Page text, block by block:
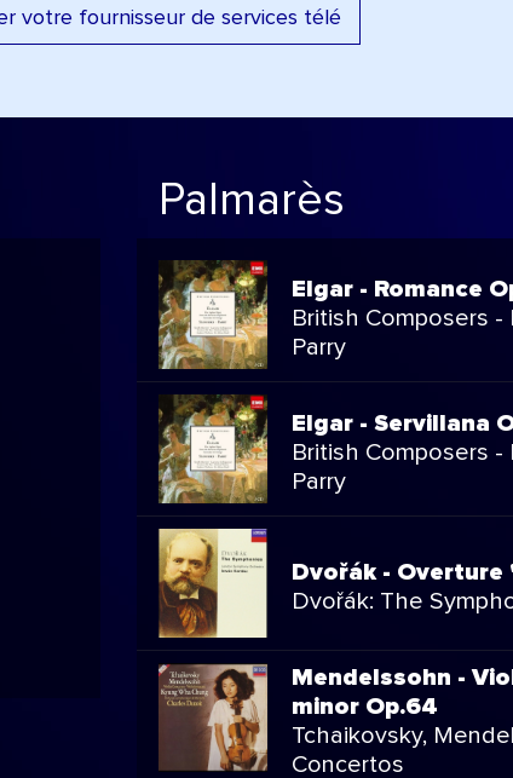
votre fournisseur de services télé
Palmarès
Elgar - Romance
British Composers -
Parry
Elgar - Servillana
British Composers -
Parry
Dvořák -
Dvořák: The
Mendelssohn -
minor Op.64
Tchaikovsky,
Concertos